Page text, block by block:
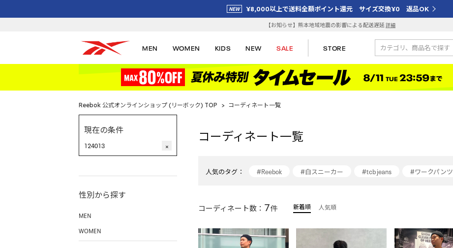
¥8,000以上で送料全額ポイント還元 サイズ交換¥0 返品OK
【お知らせ】熊本地域地震の影響による配送遅延詳細
MEN WOMEN KIDS NEW SALE STORE
Reebok 公式オンラインショップ (リーボック) TOP > コーディネート一覧
現在の条件
124013 ×
性別から探す
MEN
WOMEN
コーディネート一覧
人気のタグ： #Reebok #白スニーカー #tcb jeans #ワークパンツ
コーディネート数： 7件 新着順 人気順